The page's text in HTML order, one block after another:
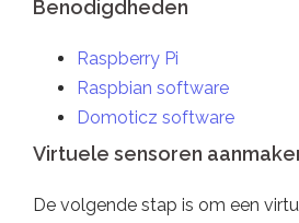
Benodigdheden
Raspberry Pi
Raspbian software
Domoticz software
Virtuele sensoren
De volgende stap is om een